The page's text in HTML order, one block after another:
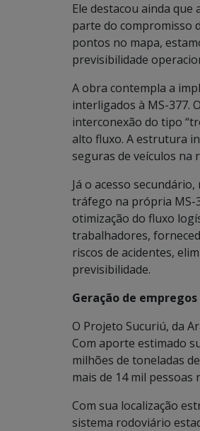
Ele destacou ainda que
parte do compromisso
pontos no mapa,
previsibilidade
A obra contempla a
interligados à MS-377.
interconexão do tipo
alto fluxo. A estrutura
seguras de veículos na
Já o acesso
tráfego na própria MS-
otimização do fluxo
trabalhadores,
riscos de acidentes,
previsibilidade.
Geração de empregos
O Projeto Sucuriú, da
Com aporte estimado
milhões de toneladas
mais de 14 mil
Com sua localização
sistema rodoviário